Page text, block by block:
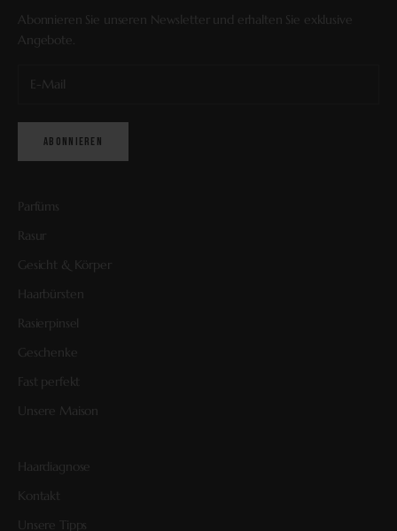
Abonnieren Sie unseren Newsletter und erhalten Sie exklusive
Angebote.
ABONNIEREN
Parfüms
Rasur
Gesicht & Körper
Haarbürsten
Rasierpinsel
Geschenke
Fast perfekt
Unsere Maison
Haardiagnose
Kontakt
Unsere Tipps